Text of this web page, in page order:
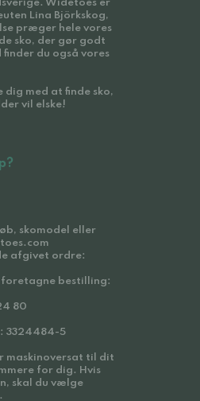
Widetoes er
Lina Björkskog,
præger hele vores
sko, der gør godt
du også vores
med at finde sko,
vil elske!
skomodel eller
afgivet ordre:
bestilling:
80
3324484-5
maskinoversat til dit
for dig. Hvis
skal du vælge